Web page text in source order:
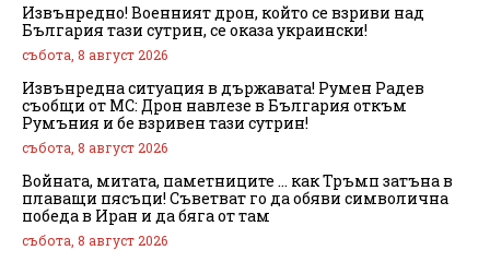
Извънредно! Военният дрон, който се взриви над
България тази сутрин, се оказа украински!
събота, 8 август 2026
Извънредна ситуация в държавата! Румен Радев
съобщи от МС: Дрон навлезе в България откъм
Румъния и бе взривен тази сутрин!
събота, 8 август 2026
Войната, митата, паметниците … как Тръмп затъна в
плаващи пясъци! Съветват го да обяви символична
победа в Иран и да бяга от там
събота, 8 август 2026